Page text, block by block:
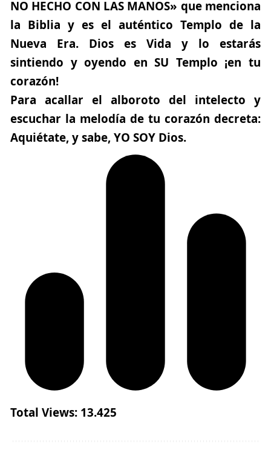
NO HECHO CON LAS MANOS» que menciona
la Biblia y es el auténtico Templo de la
Nueva Era. Dios es Vida y lo estarás
sintiendo y oyendo en SU Templo ¡en tu
corazón!
Para acallar el alboroto del intelecto y
escuchar la melodía de tu corazón decreta:
Aquiétate, y sabe, YO SOY Dios.
Total Views: 13.425